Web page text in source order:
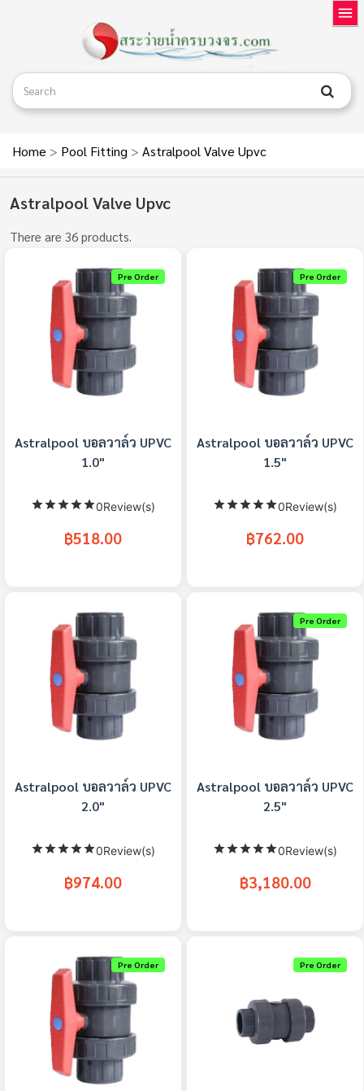
Home > Pool Fitting > Astralpool Valve Upvc
Astralpool Valve Upvc
There are 36 products.
Pre Order
Astralpool บอลวาล์ว UPVC
1.0"
0Review(s)
฿518.00
Pre Order
Astralpool บอลวาล์ว UPVC
1.5"
0Review(s)
฿762.00
Astralpool บอลวาล์ว UPVC
2.0"
0Review(s)
฿974.00
Pre Order
Astralpool บอลวาล์ว UPVC
2.5"
0Review(s)
฿3,180.00
Pre Order Pre Order